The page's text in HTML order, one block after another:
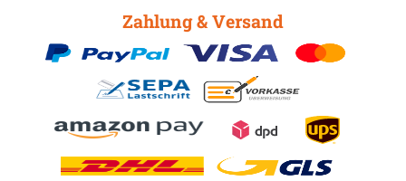
Zahlung & Versand